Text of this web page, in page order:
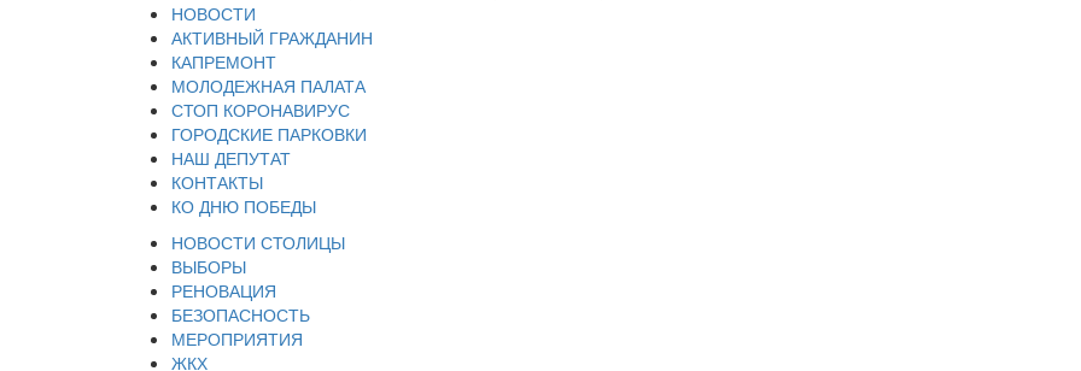
НОВОСТИ
АКТИВНЫЙ ГРАЖДАНИН
КАПРЕМОНТ
МОЛОДЕЖНАЯ ПАЛАТА
СТОП КОРОНАВИРУС
ГОРОДСКИЕ ПАРКОВКИ
НАШ ДЕПУТАТ
КОНТАКТЫ
КО ДНЮ ПОБЕДЫ
НОВОСТИ СТОЛИЦЫ
ВЫБОРЫ
РЕНОВАЦИЯ
БЕЗОПАСНОСТЬ
МЕРОПРИЯТИЯ
ЖКХ